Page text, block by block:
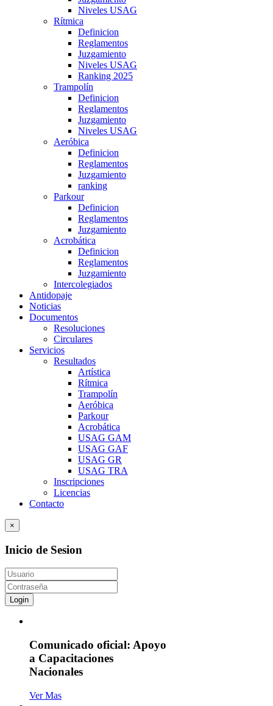
Niveles USAG
Rítmica
Definicion
Reglamentos
Juzgamiento
Niveles USAG
Ranking 2025
Trampolín
Definicion
Reglamentos
Juzgamiento
Niveles USAG
Aeróbica
Definicion
Reglamentos
Juzgamiento
ranking
Parkour
Definicion
Reglamentos
Juzgamiento
Acrobática
Definicion
Reglamentos
Juzgamiento
Intercolegiados
Antidopaje
Noticias
Documentos
Resoluciones
Circulares
Servicios
Resultados
Artística
Rítmica
Trampolín
Aeróbica
Parkour
Acrobática
USAG GAM
USAG GAF
USAG GR
USAG TRA
Inscripciones
Licencias
Contacto
×
Inicio de Sesion
Login
Comunicado oficial: Apoyo
a Capacitaciones
Nacionales
Ver Mas